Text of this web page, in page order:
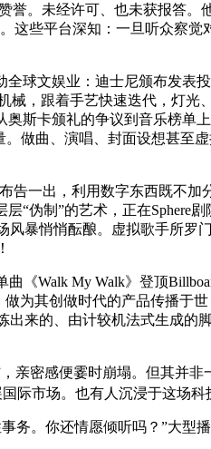
。未经许可、也未获报答。
这些平台深知：一旦听众察觉
球文娱业：迪士尼颁布发表
械，跟着手艺快速迭代，灯光
斯卡颁礼的争议到音乐榜单
做曲、演唱、封面设想甚至
一出，利用数字东西既不加
“伪制”的艺术，正在Sphere
暴悄悄酝酿。虚拟歌手所罗
Walk My Walk》登顶
为其创做时代的产品传播于
来的、由计较机法式生成的
密感便霎时崩塌。但其并非
际市场。也有人沉浸于这场科
。你还情愿倾听吗？”大型